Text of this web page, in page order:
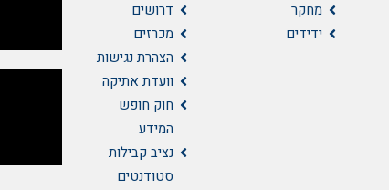
מחקר
ידידים
דרושים
מכרזים
הצהרת נגישות
וועדת אתיקה
חוק חופש
המידע
נציב קבילות
סטודנטים